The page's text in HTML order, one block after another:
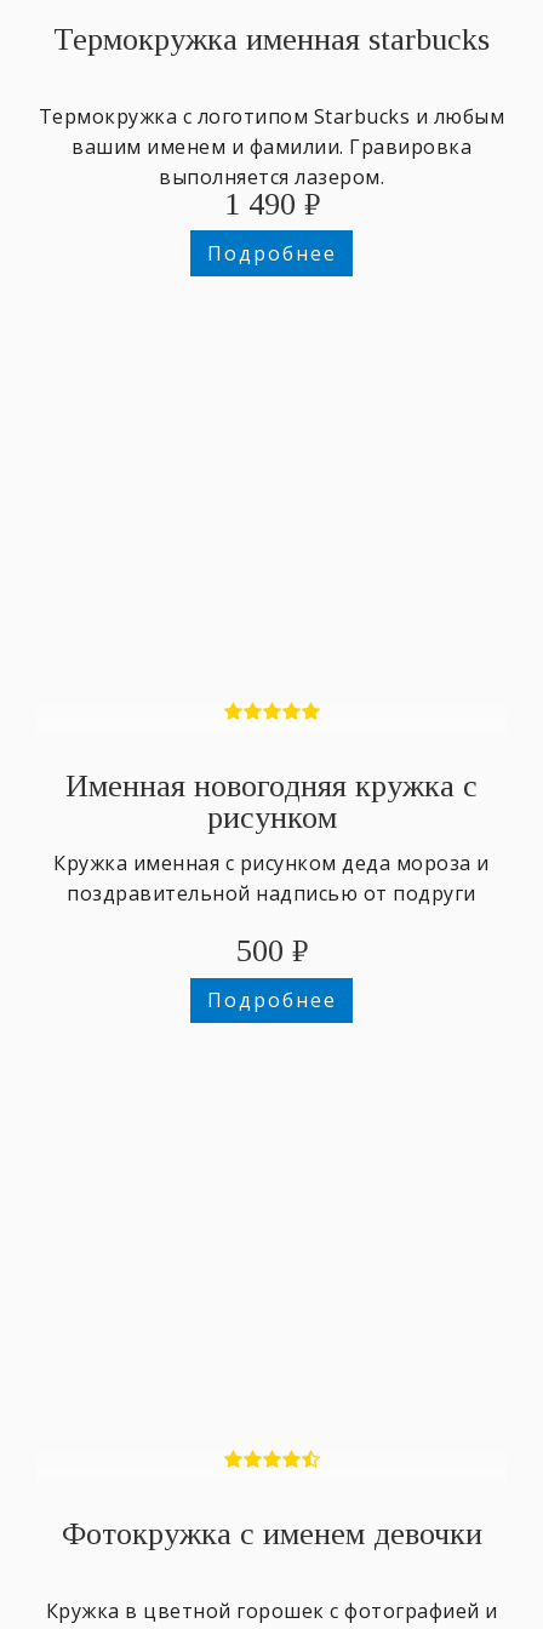
Термокружка именная starbucks
Термокружка с логотипом Starbucks и любым
вашим именем и фамилии. Гравировка
выполняется лазером.
1 490 ₽
Подробнее
Именная новогодняя кружка с
рисунком
Кружка именная с рисунком деда мороза и
поздравительной надписью от подруги
500 ₽
Подробнее
Фотокружка с именем девочки
Кружка в цветной горошек с фотографией и